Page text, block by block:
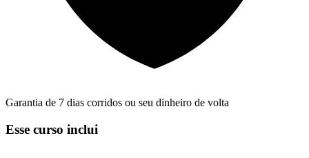
Garantia de 7 dias corridos ou seu dinheiro de volta
Esse curso inclui